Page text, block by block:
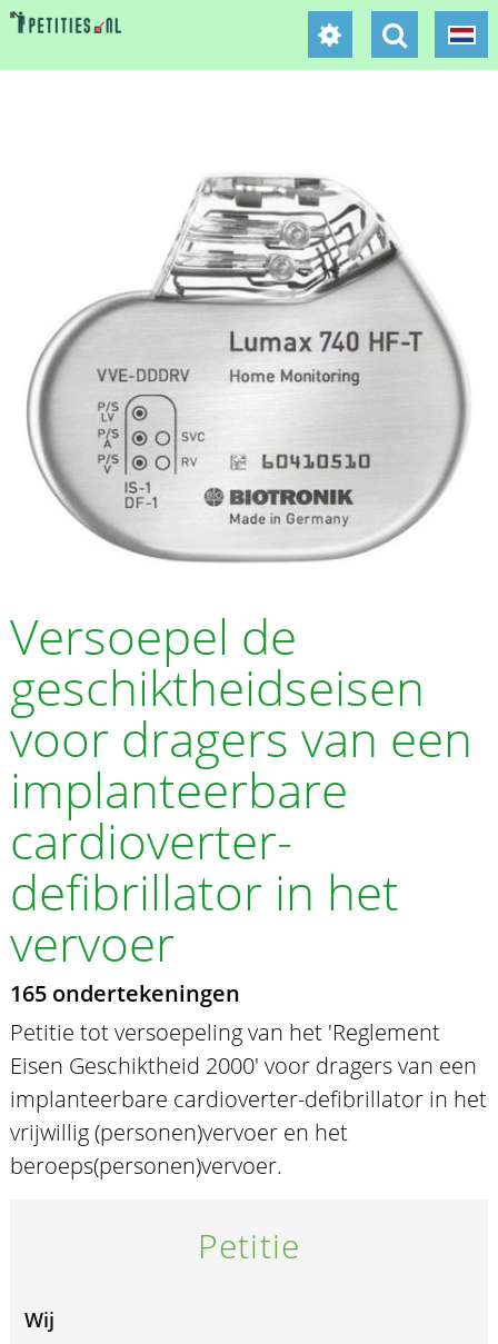
Versoepel de
geschiktheidseisen
voor dragers van een
implanteerbare
cardioverter-
defibrillator in het
vervoer
165 ondertekeningen
Petitie tot versoepeling van het 'Reglement
Eisen Geschiktheid 2000' voor dragers van een
implanteerbare cardioverter-defibrillator in het
vrijwillig (personen)vervoer en het
beroeps(personen)vervoer.
Petitie
Wij